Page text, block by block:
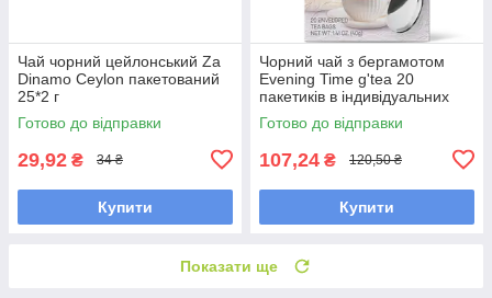
Чай чорний цейлонський Za
Dinamo Ceylon пакетований
25*2 г
Готово до відправки
29,92 ₴ 34 ₴
Купити
Чорний чай з бергамотом
Evening Time g'tea 20
пакетиків в індивідуальних
конвертах з ложкою
Готово до відправки
107,24 ₴ 120,50 ₴
Купити
Показати ще